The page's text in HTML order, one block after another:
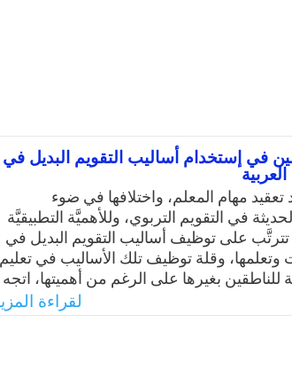
في إستخدام أساليب التقويم البديل في
تعقيد مهام المعلم، واختلافها في ضوء
في التقويم التربوي، وللأهميَّة التطبيقيَّة
تترتَّب على توظيف أساليب التقويم البديل في
وتعلمها، وقلة توظيف تلك الأساليب في تعليم
للناطقين بغيرها على الرغم من أهميتها، اتجه
إلى استظلاع آراء عينة من معلمي العربية
في استخدام أساليب التقويم البديل؛ وذلك
لقراءة